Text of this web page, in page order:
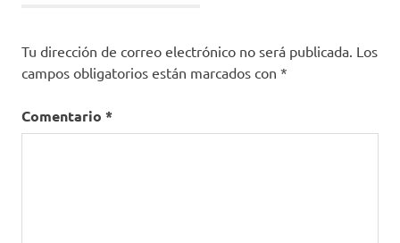
Tu dirección de correo electrónico no será publicada. Los
campos obligatorios están marcados con *
Comentario *